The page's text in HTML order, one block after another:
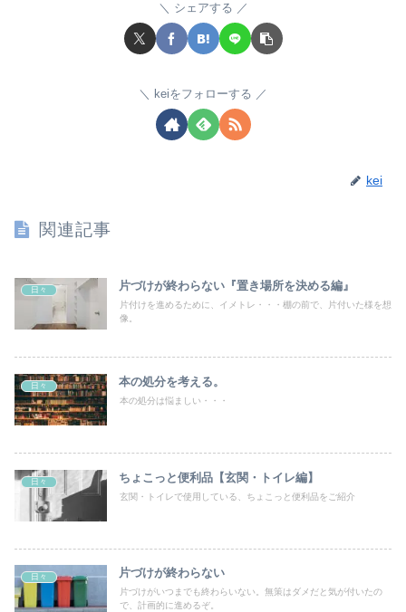
シェアする
keiをフォローする
kei
関連記事
日々 片づけが終わらない『置き場所を決める編』
片付けを進めるために、イメトレ・・・棚の前で、片付いた様を想
像。
日々 本の処分を考える。
本の処分は悩ましい・・・
日々 ちょこっと便利品【玄関・トイレ編】
玄関・トイレで使用している、ちょこっと便利品をご紹介
日々 片づけが終わらない
片づけがいつまでも終わらいない。無策はダメだと気が付いたの
で、計画的に進めるぞ。